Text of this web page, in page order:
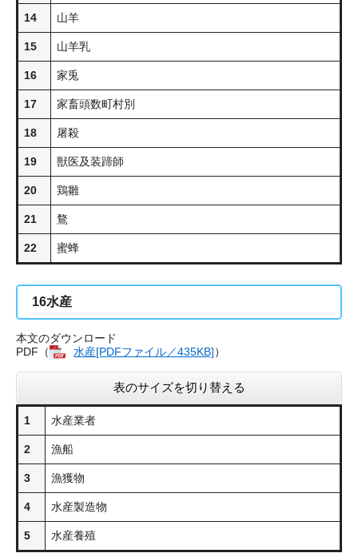
14 山羊
15 山羊乳
16 家兎
17 家畜頭数町村別
18 屠殺
19 獣医及装蹄師
20 鶏雛
21 鶩
22 蜜蜂
16水産
本文のダウンロード
PDF（
水産[PDFファイル／435KB]）
表のサイズを切り替える
1 水産業者
2 漁船
3 漁獲物
4 水産製造物
5 水産養殖